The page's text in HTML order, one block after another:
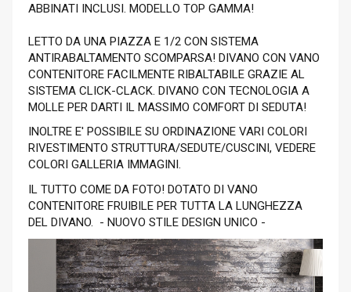
ABBINATI INCLUSI. MODELLO TOP GAMMA!
LETTO DA UNA PIAZZA E 1/2 CON SISTEMA
ANTIRABALTAMENTO SCOMPARSA! DIVANO CON VANO
CONTENITORE FACILMENTE RIBALTABILE GRAZIE AL
SISTEMA CLICK-CLACK. DIVANO CON TECNOLOGIA A
MOLLE PER DARTI IL MASSIMO COMFORT DI SEDUTA!
INOLTRE E' POSSIBILE SU ORDINAZIONE VARI COLORI
RIVESTIMENTO STRUTTURA/SEDUTE/CUSCINI, VEDERE
COLORI GALLERIA IMMAGINI.
IL TUTTO COME DA FOTO! DOTATO DI VANO
CONTENITORE FRUIBILE PER TUTTA LA LUNGHEZZA
DEL DIVANO. - NUOVO STILE DESIGN UNICO -